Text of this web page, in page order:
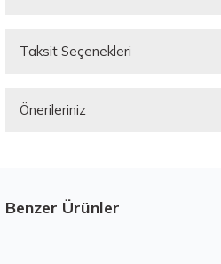
Taksit Seçenekleri
Önerileriniz
Görüş ve önerileriniz için teşekkür ederiz.
Benzer Ürünler